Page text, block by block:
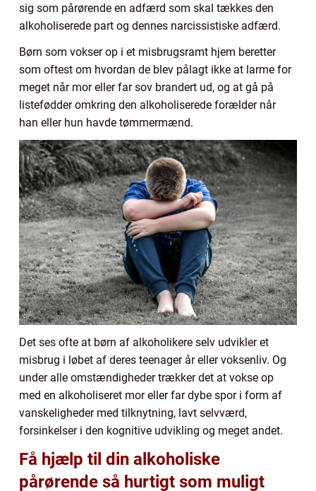
sig som pårørende en adfærd som skal tækkes den
alkoholiserede part og dennes narcissistiske adfærd.
Børn som vokser op i et misbrugsramt hjem beretter
som oftest om hvordan de blev pålagt ikke at larme for
meget når mor eller far sov brandert ud, og at gå på
listefødder omkring den alkoholiserede forælder når
han eller hun havde tømmermænd.
Det ses ofte at børn af alkoholikere selv udvikler et
misbrug i løbet af deres teenager år eller voksenliv. Og
under alle omstændigheder trækker det at vokse op
med en alkoholiseret mor eller far dybe spor i form af
vanskeligheder med tilknytning, lavt selvværd,
forsinkelser i den kognitive udvikling og meget andet.
Få hjælp til din alkoholiske
pårørende så hurtigt som muligt